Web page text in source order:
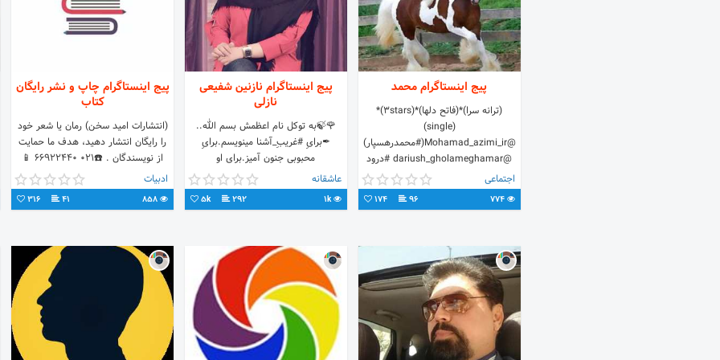
پیج اینستاگرام محمد
(ترانه سرا)*(فاتح دلها)*(3stars)*
(single)
@Mohamad_azimi_ir(#محمدرهسپار)
@dariush_gholameghamar #درود
#فدای_______دوست
#مرا_عهدیست_باجانان #بیاد_مادر
اجتماعی
774
96
174
پیج اینستاگرام نازنین شفیعی
نازلی
🌹🍃به توکل نام اعظمش بسم الله..
✒برایِ #غریبِ_آشنا مینویسم.برایِ
محبوبی جنون آمیز.برای او
✨Architecture 🌼krmn
#کپی_باذکرمنبع_لطفا #مهربان_باشید
عاشقانه
1k
292
5k
پیج اینستاگرام چاپ و نشر رايگان
كتاب
(انتشارات اميد سخن) رمان يا شعر خود
را رايگان انتشار دهيد، هدف ما حمايت
از نويسندگان . ☎️021 66922440 📱
ادبیات
858
41
316